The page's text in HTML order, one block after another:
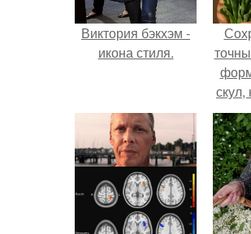
Виктория бэкхэм -
икона стиля.
скул,